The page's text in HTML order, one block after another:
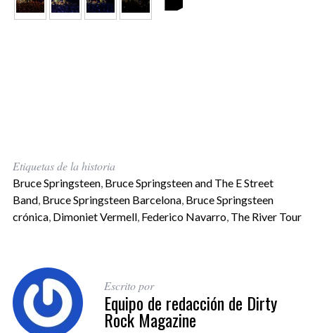
Etiquetas de la historia
Bruce Springsteen, Bruce Springsteen and The E Street
Band, Bruce Springsteen Barcelona, Bruce Springsteen
crónica, Dimoniet Vermell, Federico Navarro, The River Tour
Escrito por
Equipo de redacción de Dirty
Rock Magazine